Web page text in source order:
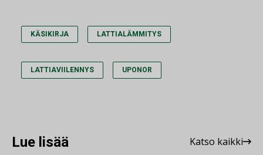
KÄSIKIRJA LATTIALÄMMITYS
LATTIAVIILENNYS UPONOR
Lue lisää Katso kaikki